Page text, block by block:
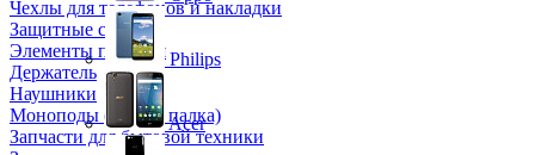
Чехлы для телефонов и накладки
Защитные стекла
Элементы питания
Держатель
Наушники
Моноподы (Селфи палка)
Запчасти для бытовой техники
Philips
Acer